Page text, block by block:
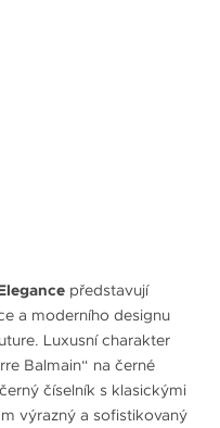
představují
a moderního designu
Luxusní charakter
Balmain“ na černé
číselník s klasickými
výrazný a sofistikovaný